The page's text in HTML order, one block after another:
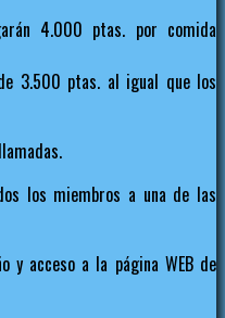
4.000 ptas. por comida
3.500 ptas. al igual que los
los miembros a una de las
acceso a la página WEB de